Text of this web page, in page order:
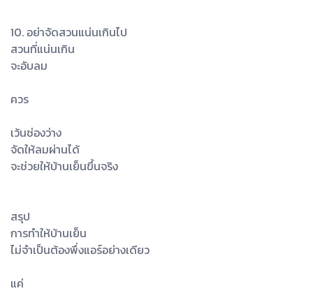
10. อย่าจัดสวนแน่นเกินไป
สวนที่แน่นเกิน
จะอับลม
ควร
เว้นช่องว่าง
จัดให้ลมผ่านได้
จะช่วยให้บ้านเย็นขึ้นจริง
สรุป
การทำให้บ้านเย็น
ไม่จำเป็นต้องพึ่งแอร์อย่างเดียว
แค่